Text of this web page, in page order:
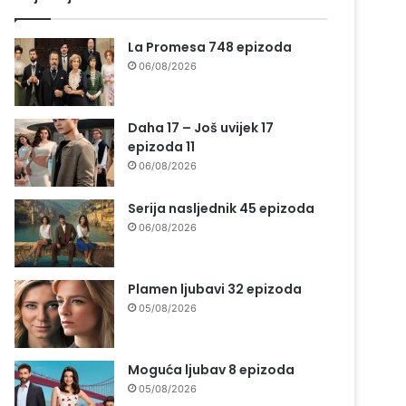
La Promesa 748 epizoda
06/08/2026
Daha 17 – Još uvijek 17
epizoda 11
06/08/2026
Serija nasljednik 45 epizoda
06/08/2026
Plamen ljubavi 32 epizoda
05/08/2026
Moguća ljubav 8 epizoda
05/08/2026